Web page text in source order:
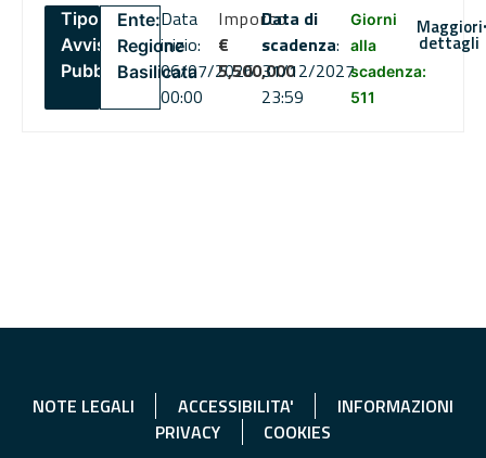
Tipo:
Avviso
Pubblico
Ente:
Regione
Basilicata
Data
inizio:
06/07/2026
00:00
Importo
€
5,500,000
Data di
scadenza:
31/12/2027
23:59
Giorni
alla
scadenza:
511
Maggiori
dettagli
NOTE LEGALI ACCESSIBILITA'
INFORMAZIONI
PRIVACY
COOKIES